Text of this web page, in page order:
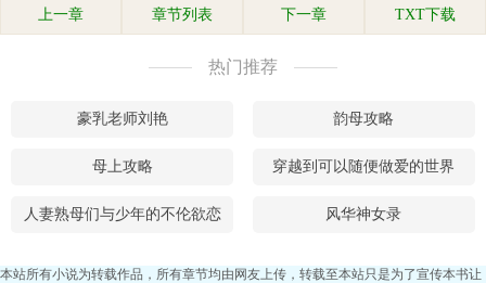
上一章 章节列表 下一章 TXT下载
热门推荐
豪乳老师刘艳 韵母攻略
母上攻略 穿越到可以随便做爱的世界
人妻熟母们与少年的不伦欲恋 风华神女录
本站所有小说为转载作品，所有章节均由网友上传，转载至本站只是为了宣传本书让